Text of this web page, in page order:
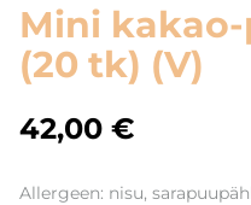
Mini
(20 tk) (V)
42,00 €
Allergeen: nisu,